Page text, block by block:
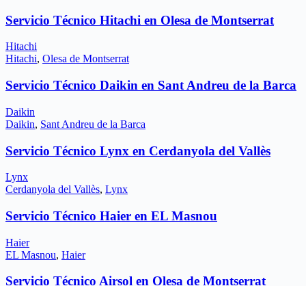
Servicio Técnico Hitachi en Olesa de Montserrat
Hitachi
Hitachi, Olesa de Montserrat
Servicio Técnico Daikin en Sant Andreu de la Barca
Daikin
Daikin, Sant Andreu de la Barca
Servicio Técnico Lynx en Cerdanyola del Vallès
Lynx
Cerdanyola del Vallès, Lynx
Servicio Técnico Haier en EL Masnou
Haier
EL Masnou, Haier
Servicio Técnico Airsol en Olesa de Montserrat